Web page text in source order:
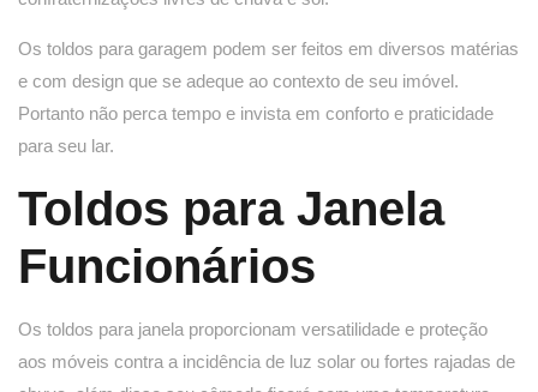
Os toldos para garagem podem ser feitos em diversos matérias
e com design que se adeque ao contexto de seu imóvel.
Portanto não perca tempo e invista em conforto e praticidade
para seu lar.
Toldos para Janela
Funcionários
Os toldos para janela proporcionam versatilidade e proteção
aos móveis contra a incidência de luz solar ou fortes rajadas de